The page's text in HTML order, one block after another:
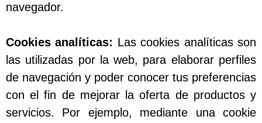
navegador.
Cookies analíticas: Las cookies analíticas son
las utilizadas por la web, para elaborar perfiles
de navegación y poder conocer tus preferencias
con el fin de mejorar la oferta de productos y
servicios. Por ejemplo, mediante una cookie